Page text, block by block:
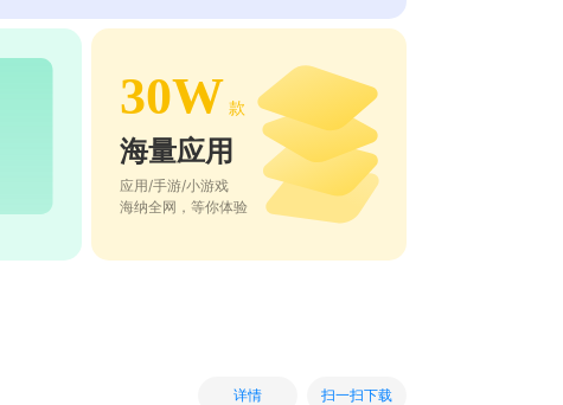
30W 款
海量应用
应用/手游/小游戏
海纳全网，等你体验
详情 扫一扫下载